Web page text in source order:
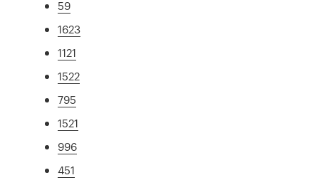
59
1623
1121
1522
795
1521
996
451